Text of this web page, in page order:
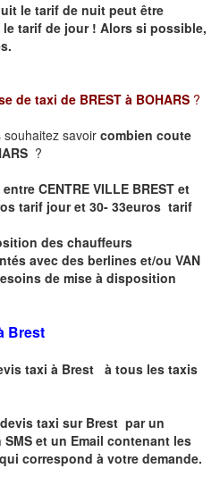
le tarif de nuit peut être
le tarif de jour ! Alors si possible,
de taxi de BREST à BOHARS ?
savoir combien coute
?
CENTRE VILLE BREST et
tarif jour et 30- 33euros tarif
des chauffeurs
avec des berlines et/ou VAN
de mise à disposition
Brest
taxi à Brest à tous les taxis
devis taxi sur Brest par un
SMS et un Email contenant les
correspond à votre demande.